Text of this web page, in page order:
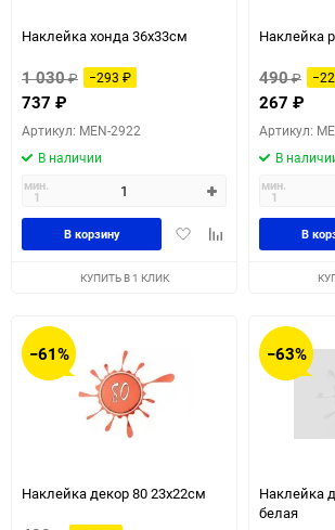
Наклейка хонда 36х33см
1 030₽ −293 ₽
737 ₽
Артикул: MEN-2922
В наличии
мин.
1
ДобавитьДобавить
В корзину
КУПИТЬ В 1 КЛИК
Наклейка
490₽
267 ₽
Артикул:
В
мин.
1
В
−61%
Наклейка декор 80 23х22см
−63%
Наклейка
белая